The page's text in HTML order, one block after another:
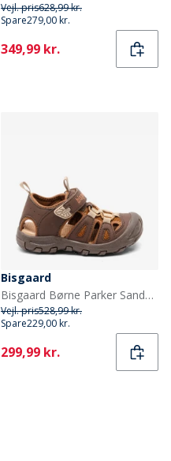
Vejl. pris628,99 kr.
Spare279,00 kr.
Current
349,99 kr.
Bisgaard
Bisgaard Børne Parker Sandaler Cacao Beige
Vejl. pris528,99 kr.
Spare229,00 kr.
Current
299,99 kr.